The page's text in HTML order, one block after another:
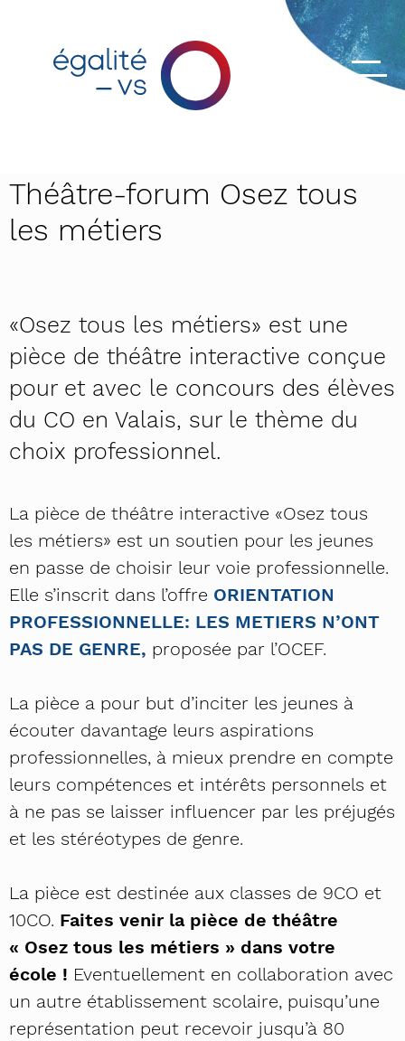
Théâtre-forum Osez tous
les métiers
«Osez tous les métiers» est une
pièce de théâtre interactive conçue
pour et avec le concours des élèves
du CO en Valais, sur le thème du
choix professionnel.
La pièce de théâtre interactive «Osez tous
les métiers» est un soutien pour les jeunes
en passe de choisir leur voie professionnelle.
Elle s’inscrit dans l’offre ORIENTATION
PROFESSIONNELLE: LES METIERS N’ONT
PAS DE GENRE, proposée par l’OCEF.
La pièce a pour but d’inciter les jeunes à
écouter davantage leurs aspirations
professionnelles, à mieux prendre en compte
leurs compétences et intérêts personnels et
à ne pas se laisser influencer par les préjugés
et les stéréotypes de genre.
La pièce est destinée aux classes de 9CO et
10CO. Faites venir la pièce de théâtre
« Osez tous les métiers » dans votre
école ! Eventuellement en collaboration avec
un autre établissement scolaire, puisqu’une
représentation peut recevoir jusqu’à 80